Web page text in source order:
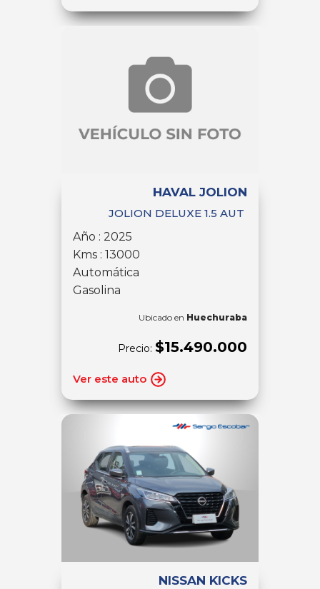
HAVAL JOLION
JOLION DELUXE 1.5 AUT
Año : 2025
Kms : 13000
Automática
Gasolina
Ubicado en Huechuraba
Precio: $15.490.000
Ver este auto
NISSAN KICKS